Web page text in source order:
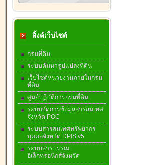
ลิ้งค์เว็บไซต์
กรมที่ดิน
ระบบค้นหารูปแปลงที่ดิน
เว็บไซต์หน่วยงานภายในกรม
ที่ดิน
ศูนย์ปฏิบัติการกรมที่ดิน
ระบบจัดการข้อมูลสารสนเทศ
จังหวัด POC
ระบบสารสนเทศทรัพยากร
บุคคลจังหวัด DPIS v5
ระบบสารบรรณ
อิเล็กทรอนิกส์จังหวัด